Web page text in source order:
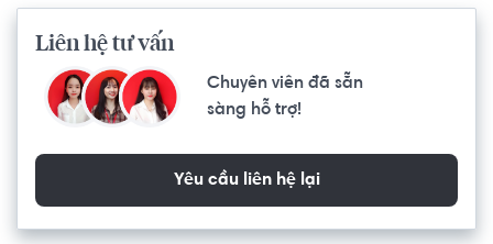
Liên hệ tư vấn
Chuyên viên đã sẵn
sàng hỗ trợ!
Yêu cầu liên hệ lại